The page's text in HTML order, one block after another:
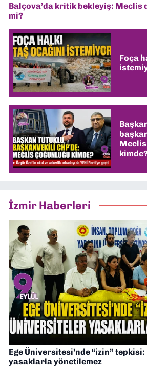
Balçova’da kritik bekleyiş: Meclis
mi?
Foça
İzmir Haberleri
Ege Üniversitesi’nde “izin”
yasaklarla yönetilemez